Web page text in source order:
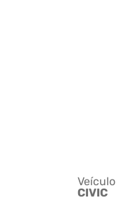
Veículo
CIVIC